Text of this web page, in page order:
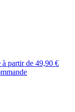
à partir de 49,90 €